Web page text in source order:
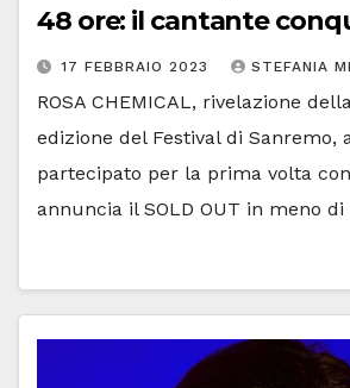
48 ore: il cantante
17 FEBBRAIO 2023 STEFANIA
ROSA CHEMICAL, rivelazione
edizione del Festival di Sanremo,
partecipato per la prima volta con
annuncia il SOLD OUT in meno